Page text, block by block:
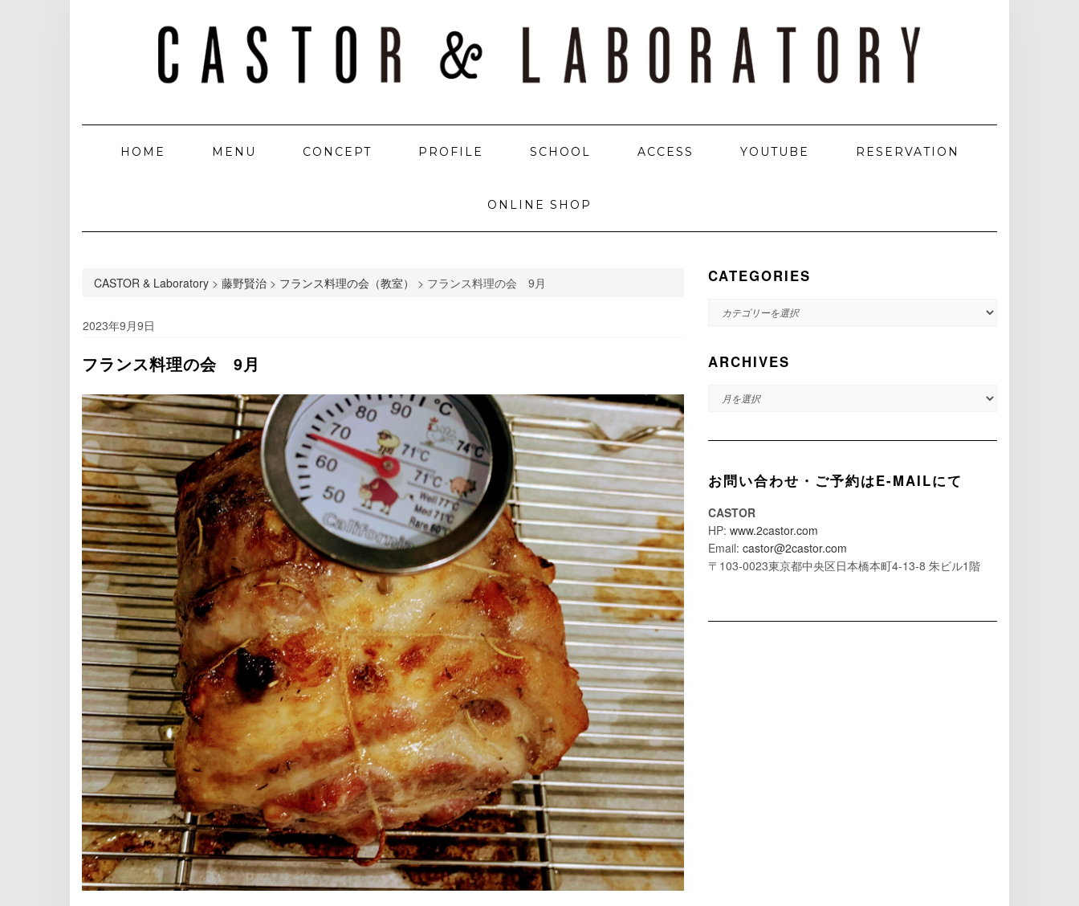
HOME MENU CONCEPT PROFILE SCHOOL ACCESS YOUTUBE RESERVATION
ONLINE SHOP
CASTOR & Laboratory > 藤野賢治 > フランス料理の会（教室） > フランス料理の会 9月
2023年9月9日
フランス料理の会 9月
CATEGORIES
CATEGORIES
ARCHIVES
ARCHIVES
お問い合わせ・ご予約はE-MAILにて
CASTOR
HP: www.2castor.com
Email: castor@2castor.com
〒103-0023東京都中央区日本橋本町4-13-8 朱ビル1階